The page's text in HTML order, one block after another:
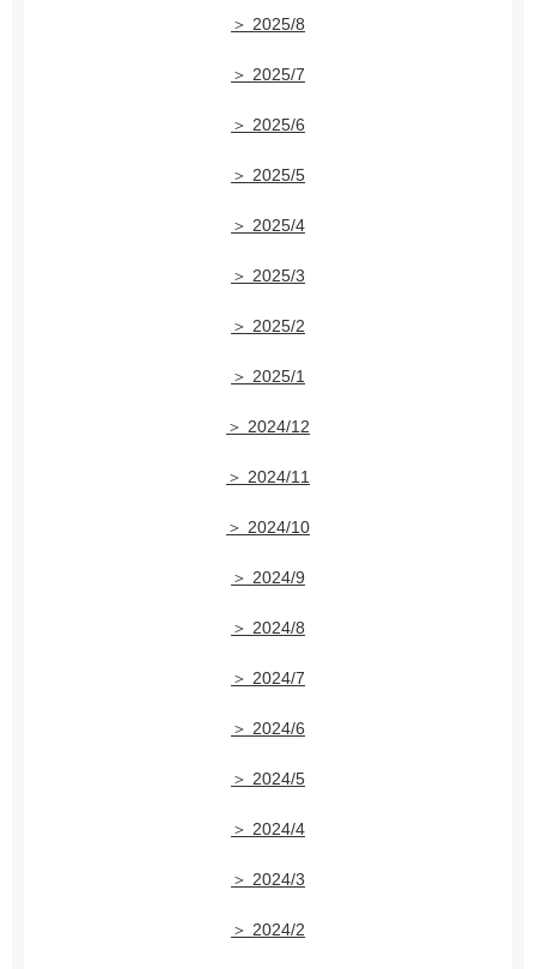
＞ 2025/8
＞ 2025/7
＞ 2025/6
＞ 2025/5
＞ 2025/4
＞ 2025/3
＞ 2025/2
＞ 2025/1
＞ 2024/12
＞ 2024/11
＞ 2024/10
＞ 2024/9
＞ 2024/8
＞ 2024/7
＞ 2024/6
＞ 2024/5
＞ 2024/4
＞ 2024/3
＞ 2024/2